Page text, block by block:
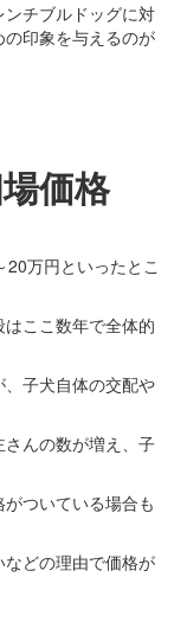
チブルドッグに対
印象を与えるのが
価格
万円といったとこ
ここ数年で全体的
子犬自体の交配や
んの数が増え、子
ついている場合も
どの理由で価格が